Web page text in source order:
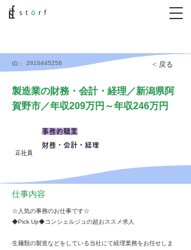
ID： 2816445258 < 戻る
製造業の財務・会計・経理／新潟県阿
賀野市／年収209万円～年収246万円
正社員
事務的職業
財務・会計・経理
仕事内容
☆人気の事務のお仕事です☆
◆Pick Up◆コンシェルジュの超おススメ求人
生麺類の製造などをしている当社にて経理業務をお任せしま